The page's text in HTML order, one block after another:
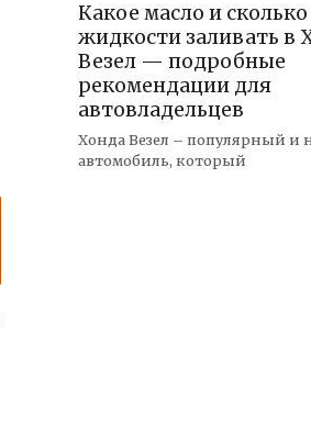
Какое масло и сколько
жидкости заливать в
Везел — подробные
рекомендации для
автовладельцев
Хонда Везел – популярный и
автомобиль, который